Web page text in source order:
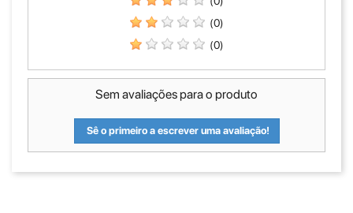
(0)
(0)
Sem avaliações para o produto
Sê o primeiro a escrever uma avaliação!